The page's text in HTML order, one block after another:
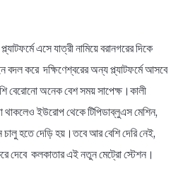
এসে যাত্রী নামিয়ে বরানগরের দিকে
বদল করে দক্ষিণেশ্বরের অন্য প্ল্যাটফর্মে আসবে
বেরোনো অনেক বেশ সময় সাপেক্ষ।কালী
ইউরোপ থেকে টিপিডাব্লুএস মেশিন,
চালু হতে দেড়ি হয়।তবে আর বেশি দেরি নেই,
দেবে কলকাতার এই নতুন মেট্রো স্টেশন।